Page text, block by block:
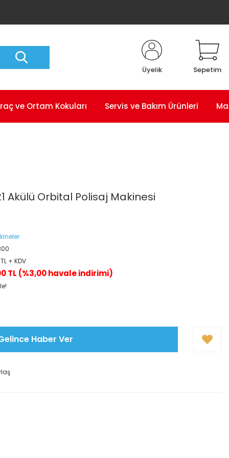
Üyelik Sepetim
ve Ortam Kokuları Servis ve Bakım Ürünleri
Akülü Orbital Polisaj Makinesi
+ KDV
TL (%3,00 havale indirimi)
Haber Ver